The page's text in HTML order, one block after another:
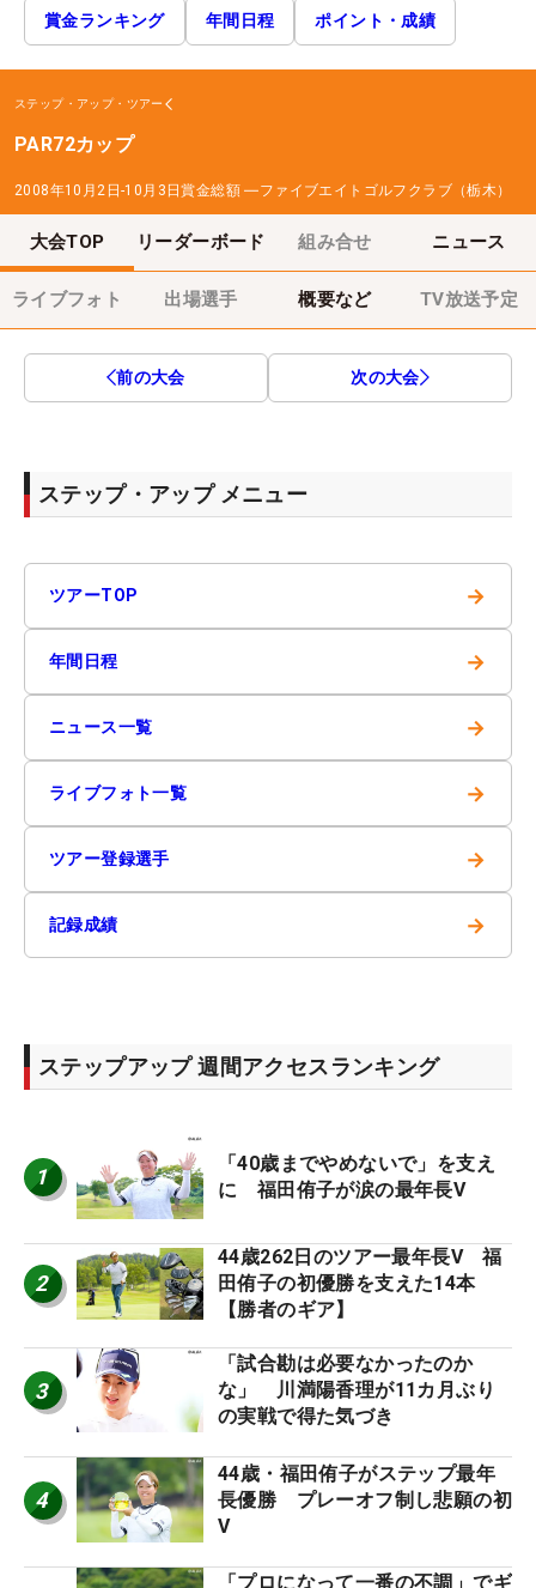
賞金ランキング 年間日程 ポイント・成績
ステップ・アップ・ツアー
PAR72カップ
2008年10月2日-10月3日賞金総額 ―ファイブエイトゴルフクラブ（栃木）
大会TOP リーダーボード 組み合せ ニュース
ライブフォト 出場選手 概要など TV放送予定
前の大会 次の大会
ステップ・アップ メニュー
ツアーTOP →
年間日程 →
ニュース一覧 →
ライブフォト一覧 →
ツアー登録選手 →
記録成績 →
ステップアップ 週間アクセスランキング
1
「40歳までやめないで」を支え
に 福田侑子が涙の最年長V
2
44歳262日のツアー最年長V 福
田侑子の初優勝を支えた14本
【勝者のギア】
3
「試合勘は必要なかったのか
な」 川満陽香理が11カ月ぶり
の実戦で得た気づき
4
44歳・福田侑子がステップ最年
長優勝 プレーオフ制し悲願の初
V
「プロになって一番の不調」でギ